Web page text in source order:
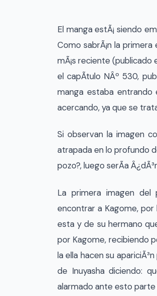
El manga estÃ¡ siendo
Como sabrÃ¡n la
mÃ¡s reciente (publicado
el capÃ­tulo NÂº 530,
manga estaba entrando
acercando, ya que se
Si observan la imagen
atrapada en lo profundo
pozo?, luego serÃ­a
La primera imagen del
encontrar a Kagome,
esta y de su hermano
por Kagome, recibiendo
la ella hacen su
de Inuyasha diciendo:
alarmado ante esto